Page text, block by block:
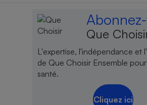
Que
L'expertise, l'indépendance et
de Que Choisir Ensemble
santé.
Cliquez ici